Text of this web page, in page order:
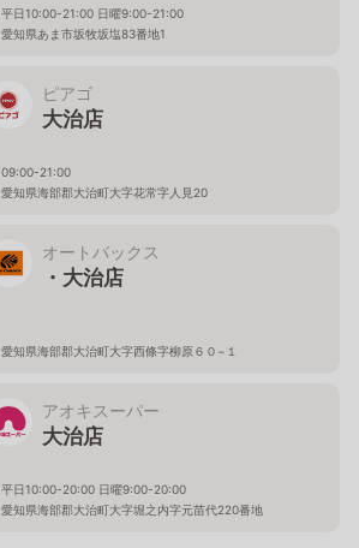
平日10:00-21:00 日曜9:00-21:00
愛知県あま市坂牧坂塩83番地1
ピアゴ
大治店
09:00-21:00
愛知県海部郡大治町大字花常字人見20
オートバックス
・大治店
愛知県海部郡大治町大字西條字柳原６０−１
アオキスーパー
大治店
平日10:00-20:00 日曜9:00-20:00
愛知県海部郡大治町大字堀之内字元苗代220番地